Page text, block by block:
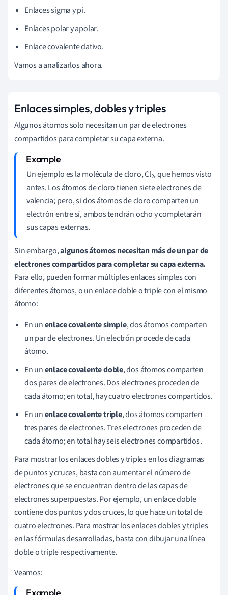
Enlaces sigma y pi.
Enlaces polar y apolar.
Enlace covalente dativo.
Vamos a analizarlos ahora.
Enlaces simples, dobles y triples
Algunos átomos solo necesitan un par de electrones
compartidos para completar su capa externa.
Un ejemplo es la molécula de cloro, Cl2, que hemos visto
antes. Los átomos de cloro tienen siete electrones de
valencia; pero, si dos átomos de cloro comparten un
electrón entre sí, ambos tendrán ocho y completarán
sus capas externas.
Sin embargo,algunos átomos necesitan más de un par de
electrones compartidos para completar su capa externa.
Para ello, pueden formar múltiples enlaces simples con
diferentes átomos, o un enlace doble o triple con el mismo
átomo:
En unenlace covalente simple, dos átomos comparten
un par de electrones. Un electrón procede de cada
átomo.
En unenlace covalente doble, dos átomos comparten
dos pares de electrones. Dos electrones proceden de
cada átomo; en total, hay cuatro electrones compartidos.
En unenlace covalente triple, dos átomos comparten
tres pares de electrones. Tres electrones proceden de
cada átomo; en total hay seis electrones compartidos.
Para mostrar los enlaces dobles y triples en los diagramas
de puntos y cruces, basta con aumentar el número de
electrones que se encuentran dentro de las capas de
electrones superpuestas. Por ejemplo, un enlace doble
contiene dos puntos y dos cruces, lo que hace un total de
cuatro electrones. Para mostrar los enlaces dobles y triples
en las fórmulas desarrolladas, basta con dibujar una línea
doble o triple respectivamente.
Veamos: